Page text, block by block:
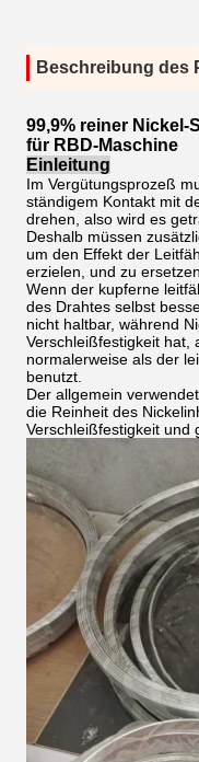
Beschreibung des
99,9% reiner
für RBD-Maschine
Einleitung
Im Vergütungsprozeß
ständigem Kontakt mit
drehen, also wird es
Deshalb müssen
um den Effekt der
erzielen, und zu
Wenn der kupferne
des Drahtes selbst
nicht haltbar, während
Verschleißfestigkeit hat,
normalerweise als der
benutzt.
Der allgemein
die Reinheit des
Verschleißfestigkeit und